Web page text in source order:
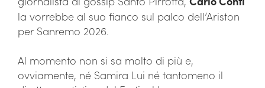
la vorrebbe al suo fianco sul palco dell’Ariston
per Sanremo 2026.
Al momento non si sa molto di più e,
ovviamente, né Samira Lui né tantomeno il